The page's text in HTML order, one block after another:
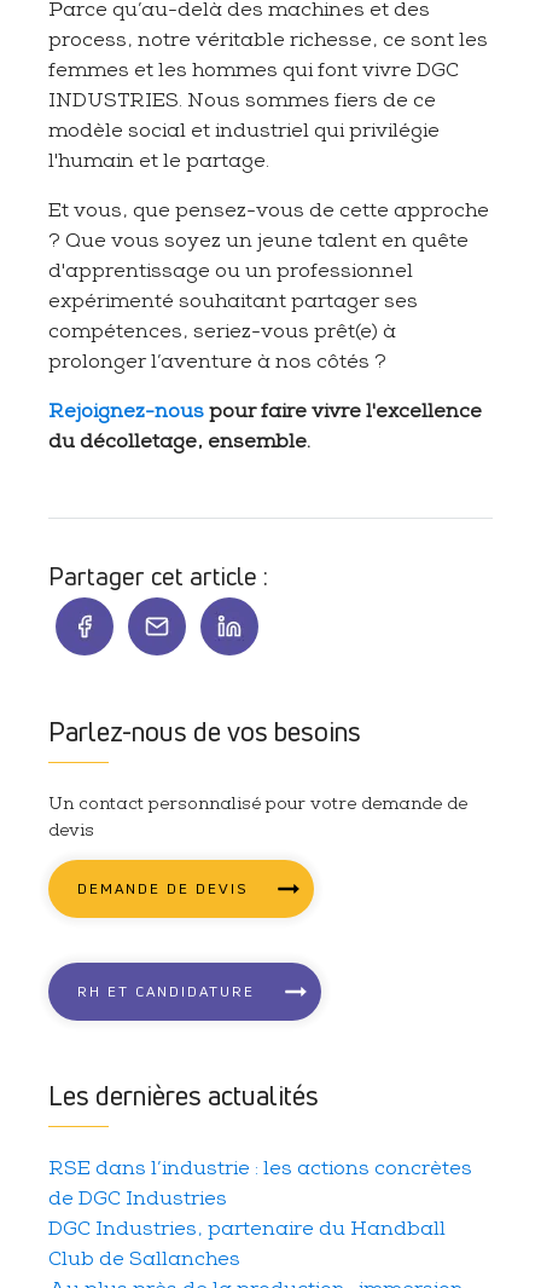
Parce qu’au-delà des machines et des
process, notre véritable richesse, ce sont les
femmes et les hommes qui font vivre DGC
INDUSTRIES. Nous sommes fiers de ce
modèle social et industriel qui privilégie
l'humain et le partage.
Et vous, que pensez-vous de cette approche
? Que vous soyez un jeune talent en quête
d'apprentissage ou un professionnel
expérimenté souhaitant partager ses
compétences, seriez-vous prêt(e) à
prolonger l’aventure à nos côtés ?
Rejoignez-nous pour faire vivre l'excellence
du décolletage, ensemble.
Partager cet article :
Parlez-nous de vos besoins
Un contact personnalisé pour votre demande de
devis
DEMANDE DE DEVIS
RH ET CANDIDATURE
Les dernières actualités
RSE dans l’industrie : les actions concrètes
de DGC Industries
DGC Industries, partenaire du Handball
Club de Sallanches